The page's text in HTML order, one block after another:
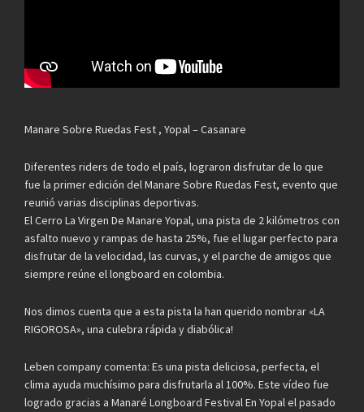
Manare Sobre Ruedas Fest , Yopal – Casanare
Diferentes riders de todo el país, lograron disfrutar de lo que
fue la primer edición del Manare Sobre Ruedas Fest, evento que
reunió varias disciplinas deportivas.
El Cerro La Virgen De Manare Yopal, una pista de 2 kilómetros con
asfalto nuevo y rampas de hasta 25%, fue el lugar perfecto para
disfrutar de la velocidad, las curvas, y el parche de amigos que
siempre reúne el longboard en colombia.
Nos dimos cuenta que a esta pista la han querido nombrar «LA
RIGOROSA», una culebra rápida y diabólica!
Leben company comenta: Es una pista deliciosa, perfecta, el
clima ayuda muchísimo para disfrutarla al 100%. Este vídeo fue
logrado gracias a Manaré Longboard Festival En Yopal el pasado